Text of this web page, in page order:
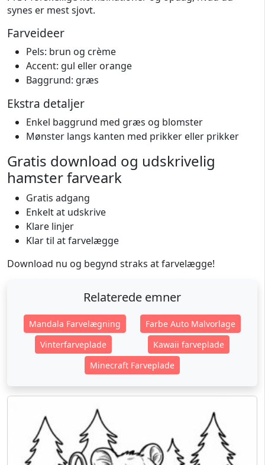
synes er mest sjovt.
Farveideer
Pels: brun og crème
Accent: gul eller orange
Baggrund: græs
Ekstra detaljer
Enkel baggrund med græs og blomster
Mønster langs kanten med prikker eller prikker
Gratis download og udskrivelig
hamster farveark
Gratis adgang
Enkelt at udskrive
Klare linjer
Klar til at farvelægge
Download nu og begynd straks at farvelægge!
Relaterede emner
Mandala Farvelægning
Farbe Auto Malvorlage
Vinterfarveplade
Kawaii farveplade
Minecraft Farveplade